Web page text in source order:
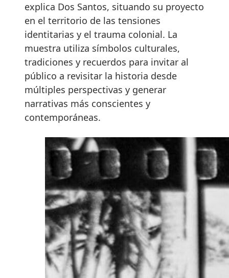
explica Dos Santos, situando su proyecto
en el territorio de las tensiones
identitarias y el trauma colonial. La
muestra utiliza símbolos culturales,
tradiciones y recuerdos para invitar al
público a revisitar la historia desde
múltiples perspectivas y generar
narrativas más conscientes y
contemporáneas.